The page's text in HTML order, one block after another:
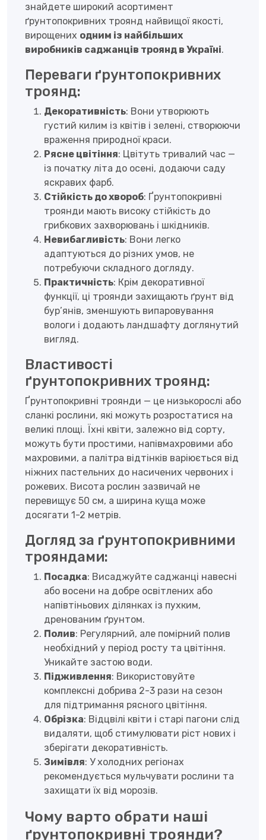
знайдете широкий асортимент
ґрунтопокривних троянд найвищої якості,
вирощених одним із найбільших
виробників саджанців троянд в Україні.
Переваги ґрунтопокривних
троянд:
Декоративність: Вони утворюють
густий килим із квітів і зелені, створюючи
враження природної краси.
Рясне цвітіння: Цвітуть тривалий час —
із початку літа до осені, додаючи саду
яскравих фарб.
Стійкість до хвороб: Ґрунтопокривні
троянди мають високу стійкість до
грибкових захворювань і шкідників.
Невибагливість: Вони легко
адаптуються до різних умов, не
потребуючи складного догляду.
Практичність: Крім декоративної
функції, ці троянди захищають ґрунт від
бур’янів, зменшують випаровування
вологи і додають ландшафту доглянутий
вигляд.
Властивості
ґрунтопокривних троянд:
Ґрунтопокривні троянди — це низькорослі або
сланкі рослини, які можуть розростатися на
великі площі. Їхні квіти, залежно від сорту,
можуть бути простими, напівмахровими або
махровими, а палітра відтінків варіюється від
ніжних пастельних до насичених червоних і
рожевих. Висота рослин зазвичай не
перевищує 50 см, а ширина куща може
досягати 1-2 метрів.
Догляд за ґрунтопокривними
трояндами:
Посадка: Висаджуйте саджанці навесні
або восени на добре освітлених або
напівтіньових ділянках із пухким,
дренованим ґрунтом.
Полив: Регулярний, але помірний полив
необхідний у період росту та цвітіння.
Уникайте застою води.
Підживлення: Використовуйте
комплексні добрива 2-3 рази на сезон
для підтримання рясного цвітіння.
Обрізка: Відцвілі квіти і старі пагони слід
видаляти, щоб стимулювати ріст нових і
зберігати декоративність.
Зимівля: У холодних регіонах
рекомендується мульчувати рослини та
захищати їх від морозів.
Чому варто обрати наші
ґрунтопокривні троянди?